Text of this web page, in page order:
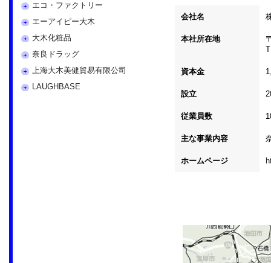
エコ・ファクトリー
エーアイピー大木
大木化粧品
奈良ドラッグ
上海大木美健貿易有限公司
LAUGHBASE
会社名
本社所在地
資本金
設立
従業員数
主な事業内容
ホームページ